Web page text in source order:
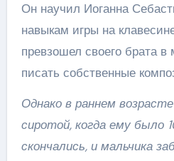
Он научил Иоганна
навыкам игры на
превзошел своего брата в
писать собственные
Однако в раннем
сиротой, когда ему было
скончались, и мальчика